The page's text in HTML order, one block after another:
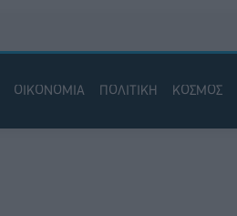
ΟΙΚΟΝΟΜΙΑ ΠΟΛΙΤΙΚΗ ΚΟΣΜΟΣ